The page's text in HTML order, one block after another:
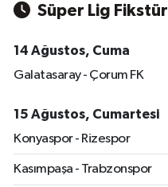
Süper Lig Fikstür
14 Ağustos, Cuma
Galatasaray - Çorum FK
15 Ağustos, Cumartesi
Konyaspor - Rizespor
Kasımpaşa - Trabzonspor